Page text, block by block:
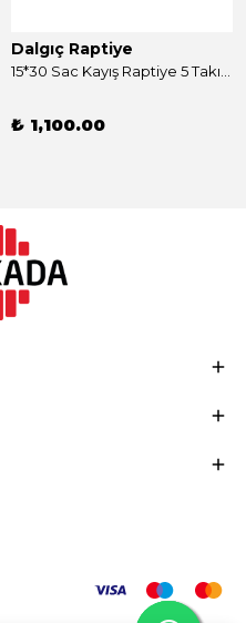
Dalgıç Raptiye
₺ 1,100.00